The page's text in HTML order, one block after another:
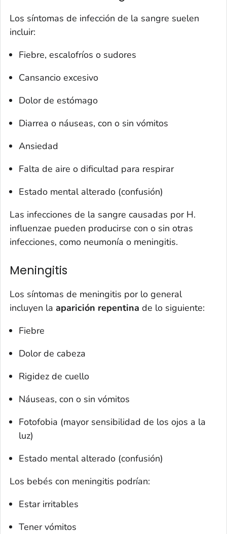
Los síntomas de infección de la sangre suelen
incluir:
Fiebre, escalofríos o sudores
Cansancio excesivo
Dolor de estómago
Diarrea o náuseas, con o sin vómitos
Ansiedad
Falta de aire o dificultad para respirar
Estado mental alterado (confusión)
Las infecciones de la sangre causadas por H.
influenzae pueden producirse con o sin otras
infecciones, como neumonía o meningitis.
Meningitis
Los síntomas de meningitis por lo general
incluyen la aparición repentina de lo siguiente:
Fiebre
Dolor de cabeza
Rigidez de cuello
Náuseas, con o sin vómitos
Fotofobia (mayor sensibilidad de los ojos a la
luz)
Estado mental alterado (confusión)
Los bebés con meningitis podrían:
Estar irritables
Tener vómitos